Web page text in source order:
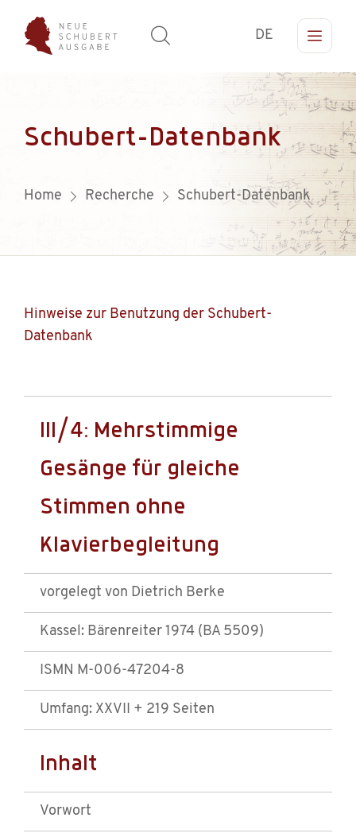
DE
Schubert-Datenbank
Home Recherche Schubert-Datenbank
Hinweise zur Benutzung der Schubert-
Datenbank
III/4: Mehrstimmige
Gesänge für gleiche
Stimmen ohne
Klavierbegleitung
vorgelegt von Dietrich Berke
Kassel: Bärenreiter 1974 (BA 5509)
ISMN M-006-47204-8
Umfang: XXVII + 219 Seiten
Inhalt
Vorwort